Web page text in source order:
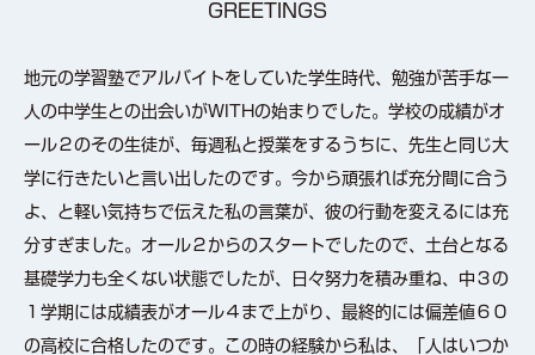
GREETINGS
地元の学習塾でアルバイトをしていた学生時代、勉強が苦手な一
人の中学生との出会いがWITHの始まりでした。学校の成績がオ
ール２のその生徒が、毎週私と授業をするうちに、先生と同じ大
学に行きたいと言い出したのです。今から頑張れば充分間に合う
よ、と軽い気持ちで伝えた私の言葉が、彼の行動を変えるには充
分すぎました。オール２からのスタートでしたので、土台となる
基礎学力も全くない状態でしたが、日々努力を積み重ね、中３の
１学期には成績表がオール４まで上がり、最終的には偏差値６０
の高校に合格したのです。この時の経験から私は、「人はいつか